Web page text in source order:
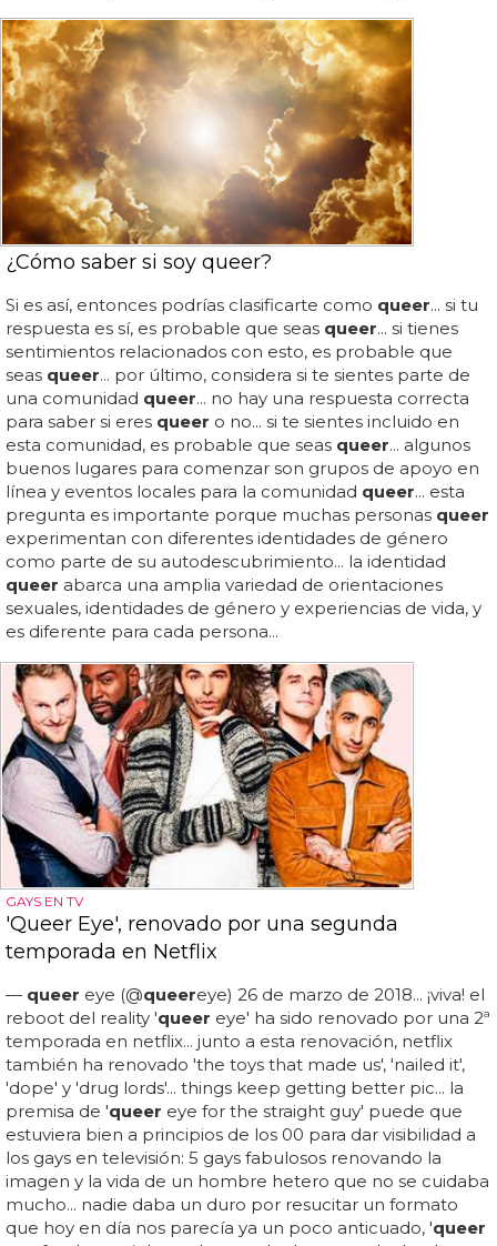
¿Cómo saber si soy queer?
Si es así, entonces podrías clasificarte como queer... si tu
respuesta es sí, es probable que seas queer... si tienes
sentimientos relacionados con esto, es probable que
seas queer... por último, considera si te sientes parte de
una comunidad queer... no hay una respuesta correcta
para saber si eres queer o no... si te sientes incluido en
esta comunidad, es probable que seas queer... algunos
buenos lugares para comenzar son grupos de apoyo en
línea y eventos locales para la comunidad queer... esta
pregunta es importante porque muchas personas queer
experimentan con diferentes identidades de género
como parte de su autodescubrimiento... la identidad
queer abarca una amplia variedad de orientaciones
sexuales, identidades de género y experiencias de vida, y
es diferente para cada persona...
GAYS EN TV
'Queer Eye', renovado por una segunda
temporada en Netflix
— queer eye (@queereye) 26 de marzo de 2018... ¡viva! el
reboot del reality 'queer eye' ha sido renovado por una 2ª
temporada en netflix... junto a esta renovación, netflix
también ha renovado 'the toys that made us', 'nailed it',
'dope' y 'drug lords'... things keep getting better pic... la
premisa de 'queer eye for the straight guy' puede que
estuviera bien a principios de los 00 para dar visibilidad a
los gays en televisión: 5 gays fabulosos renovando la
imagen y la vida de un hombre hetero que no se cuidaba
mucho... nadie daba un duro por resucitar un formato
que hoy en día nos parecía ya un poco anticuado, 'queer